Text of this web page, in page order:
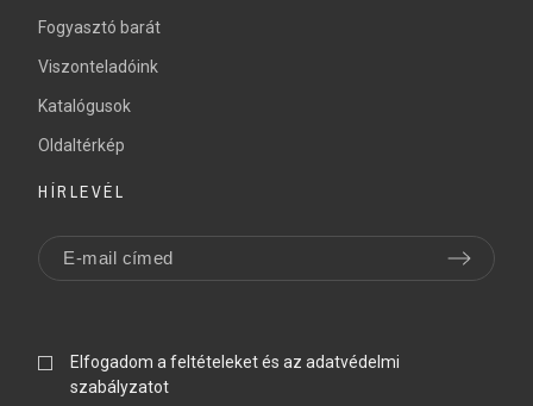
Fogyasztó barát
Viszonteladóink
Katalógusok
Oldaltérkép
HÍRLEVÉL
Elfogadom a feltételeket és az adatvédelmi
szabályzatot